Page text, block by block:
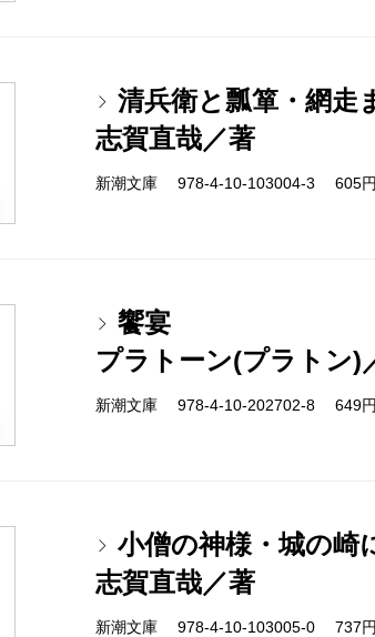
清兵衛と瓢箪・網走
志賀直哉／著
新潮文庫 978-4-10-103004-3 605
饗宴
プラトーン(プラトン)
新潮文庫 978-4-10-202702-8 649
小僧の神様・城の崎
志賀直哉／著
新潮文庫 978-4-10-103005-0 737